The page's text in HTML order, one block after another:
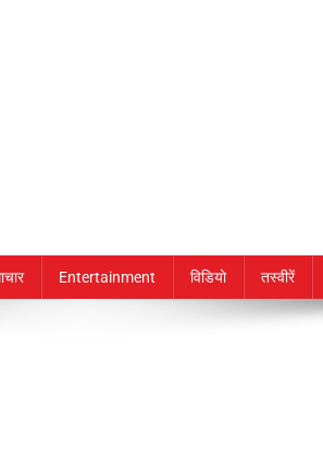
Entertainment विडियो तस्वीरें